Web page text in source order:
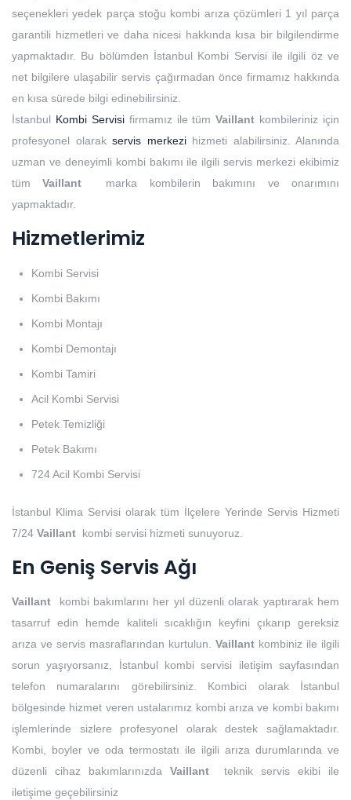
seçenekleri yedek parça stoğu kombi arıza çözümleri 1 yıl parça
garantili hizmetleri ve daha nicesi hakkında kısa bir bilgilendirme
yapmaktadır. Bu bölümden İstanbul Kombi Servisi ile ilgili öz ve
net bilgilere ulaşabilir servis çağırmadan önce firmamız hakkında
en kısa sürede bilgi edinebilirsiniz.
İstanbul Kombi Servisi firmamız ile tümVaillant kombileriniz için
profesyonel olarak servis merkezihizmeti alabilirsiniz. Alanında
uzman ve deneyimli kombi bakımı ile ilgili servis merkezi ekibimiz
tümVaillant marka kombilerin bakımını ve onarımını
yapmaktadır.
Hizmetlerimiz
Kombi Servisi
Kombi Bakımı
Kombi Montajı
Kombi Demontajı
Kombi Tamiri
Acil Kombi Servisi
Petek Temizliği
Petek Bakımı
724 Acil Kombi Servisi
İstanbul Klima Servisi olarak tüm İlçelere Yerinde Servis Hizmeti
7/24 Vaillant kombi servisi hizmeti sunuyoruz.
En Geniş Servis Ağı
Vaillant kombi bakımlarını her yıl düzenli olarak yaptırarak hem
tasarruf edin hemde kaliteli sıcaklığın keyfini çıkarıp gereksiz
arıza ve servis masraflarından kurtulun. Vaillant kombiniz ile ilgili
sorun yaşıyorsanız, İstanbul kombi servisi iletişim sayfasından
telefon numaralarını görebilirsiniz. Kombici olarak İstanbul
bölgesinde hizmet veren ustalarımız kombi arıza ve kombi bakımı
işlemlerinde sizlere profesyonel olarak destek sağlamaktadır.
Kombi, boyler ve oda termostatı ile ilgili arıza durumlarında ve
düzenli cihaz bakımlarınızda Vaillantteknik servis ekibi ile
iletişime geçebilirsiniz